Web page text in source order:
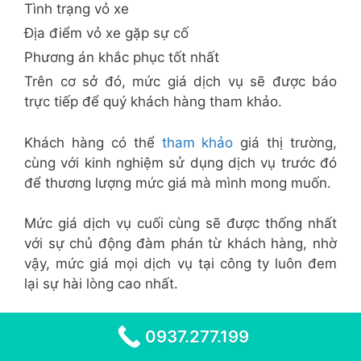
Tình trạng vỏ xe
Địa điểm vỏ xe gặp sự cố
Phương án khắc phục tốt nhất
Trên cơ sở đó, mức giá dịch vụ sẽ được báo
trực tiếp để quý khách hàng tham khảo.
Khách hàng có thể tham khảo giá thị trường,
cùng với kinh nghiệm sử dụng dịch vụ trước đó
để thương lượng mức giá mà mình mong muốn.
Mức giá dịch vụ cuối cùng sẽ được thống nhất
với sự chủ động đàm phán từ khách hàng, nhờ
vậy, mức giá mọi dịch vụ tại công ty luôn đem
lại sự hài lòng cao nhất.
Khách hàng không còn lo ngại khung giá cố
định gây lãng phí như nhiều nhà cung cấp dịch
0937.277.199